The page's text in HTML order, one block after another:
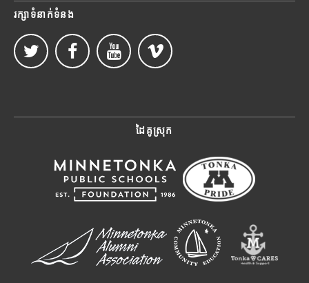
រក្សាទំនាក់ទំនង
ដៃគូស្រុក